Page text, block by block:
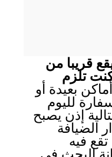
قريبا من
تلزم
بعيدة أو
لليوم
إذن يصبح
الضيافة
فيه